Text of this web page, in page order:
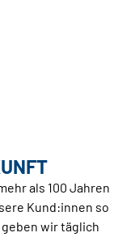
als 100 Jahren
Kund:innen so
wir täglich